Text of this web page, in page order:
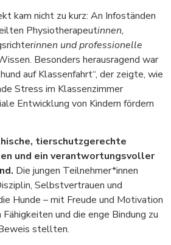
kam nicht zu kurz: An Infoständen
Physiotherapeutinnen,
innen und professionelle
Besonders herausragend war
auf Klassenfahrt“, der zeigte, wie
Stress im Klassenzimmer
Entwicklung von Kindern fördern
tierschutzgerechte
und ein verantwortungsvoller
Die jungen Teilnehmer*innen
Selbstvertrauen und
Hunde – mit Freude und Motivation
und die enge Bindung zu
stellten.